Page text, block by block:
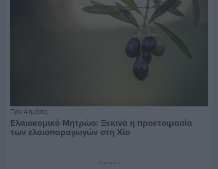
Πριν 4 ημέρες
Ελαιοκομικό Μητρώο: Ξεκινά η προετοιμασία
των ελαιοπαραγωγών στη Χίο
Διαφήμιση